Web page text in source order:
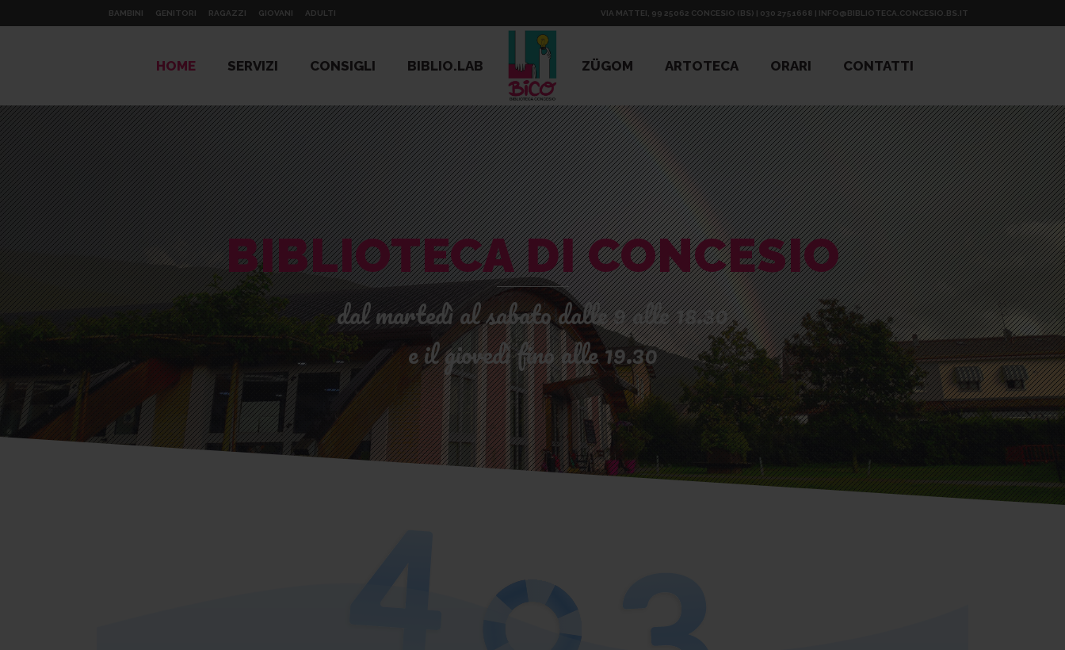
BAMBINI GENITORI RAGAZZI GIOVANI ADULTI VIA MATTEI, 99 25062 CONCESIO (BS) | 030 2751668 | INFO@BIBLIOTECA.CONCESIO.BS.IT
HOME SERVIZI CONSIGLI BIBLIO.LAB ZÜGOM ARTOTECA ORARI CONTATTI
BIBLIOTECA DI CONCESIO
dal martedì al sabato dalle 9 alle 18.30
e il giovedì fino alle 19.30